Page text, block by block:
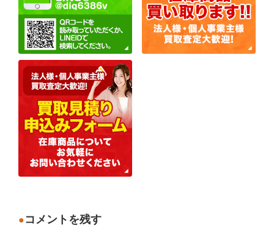
コメントを残す